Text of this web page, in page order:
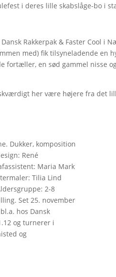
i deres lille skabslåge-bo i
Rakkerpak & Faster Cool i
med) fik tilsyneladende en
fortæller, en sød gammel nisse
her være højere fra det
Dukker, komposition
René
Maria Mark
Tilia Lind
2-8
Set 25. november
hos Dansk
og turnerer i
og